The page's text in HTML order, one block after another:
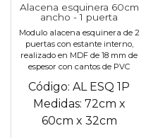
Alacena esquinera 60cm
ancho - 1 puerta
Modulo alacena esquinera de 2
puertas con estante interno,
realizado en MDF de 18 mm de
espesor con cantos de PVC
Código: AL ESQ 1P
Medidas: 72cm x
60cm x 32cm